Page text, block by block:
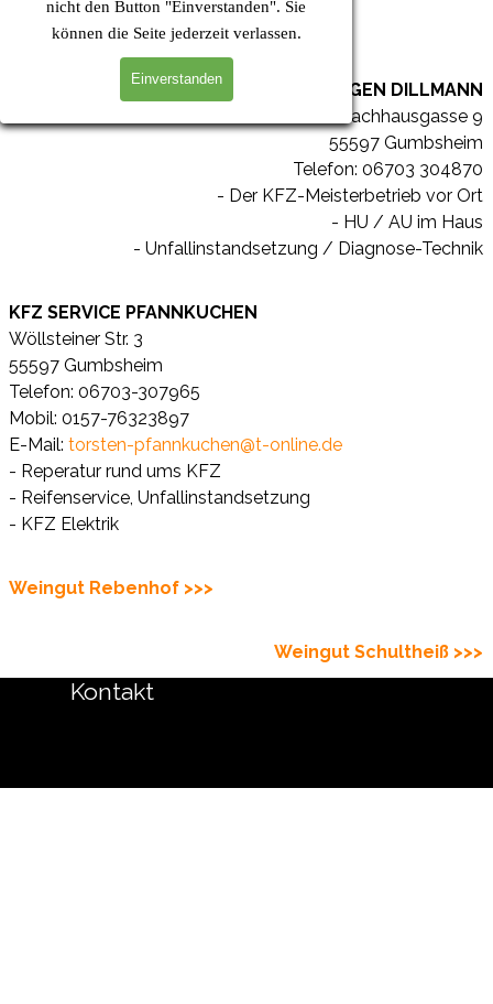
nicht den Button "Einverstanden". Sie
können die Seite jederzeit verlassen.
Einverstanden
- Kanal-TV-Untersuchung
KFZ-DIENSTLEISTUNGEN DILLMANN
Bachhausgasse 9
55597 Gumbsheim
Telefon: 06703 304870
- Der KFZ-Meisterbetrieb vor Ort
- HU / AU im Haus
- Unfallinstandsetzung / Diagnose-Technik
KFZ SERVICE PFANNKUCHEN
Wöllsteiner Str. 3
55597 Gumbsheim
Telefon: 06703-307965
Mobil: 0157-76323897
E-Mail: torsten-pfannkuchen@t-online.de
- Reperatur rund ums KFZ
- Reifenservice, Unfallinstandsetzung
- KFZ Elektrik
Weingut Rebenhof >>>
Weingut Schultheiß >>>
Kontakt